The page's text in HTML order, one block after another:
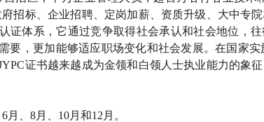
招标、企业招聘、定岗加薪、资质升级、大中专
证体系，它通过竞争取得社会承认和社会地位，
要，更加能够适应职场变化和社会发展。在国家
证书越来越成为金领和白领人士执业能力的象
6月、 8月、 10月和12 月。